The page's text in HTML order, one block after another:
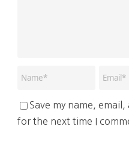
Save my name,
for the next time I